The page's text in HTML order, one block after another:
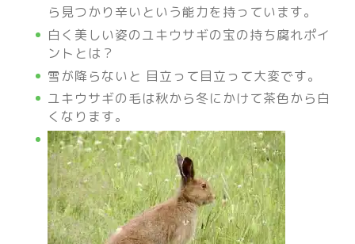
ら見つかり辛いという能力を持っています。
白く美しい姿のユキウサギの宝の持ち腐れポイ
ントとは？
雪が降らないと 目立って目立って大変です。
ユキウサギの毛は秋から冬にかけて茶色から白
くなります。